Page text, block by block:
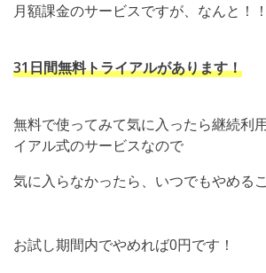
月額課金のサービスですが、なんと！
31日間無料トライアルがあります！
無料で使ってみて気に入ったら継続利
イアル式のサービスなので
気に入らなかったら、いつでもやめる
お試し期間内でやめれば0円です！